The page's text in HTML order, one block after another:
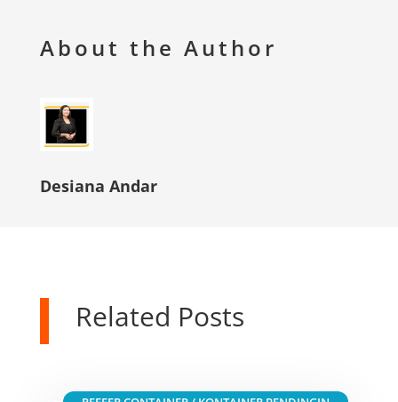
About the Author
Desiana Andar
Related Posts